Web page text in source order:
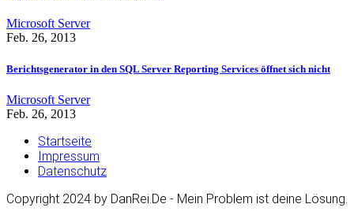
Microsoft Server
Feb. 26, 2013
Berichtsgenerator in den SQL Server Reporting Services öffnet sich nicht
Microsoft Server
Feb. 26, 2013
Startseite
Impressum
Datenschutz
Copyright 2024 by DanRei.De - Mein Problem ist deine Lösung.